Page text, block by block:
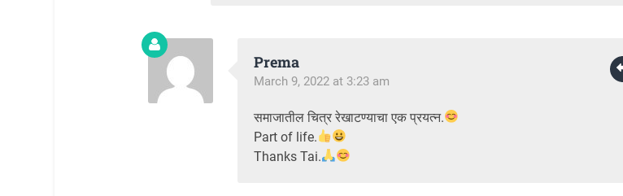
Prema
March 9, 2022 at 3:23 am
समाजातील चित्र रेखाटण्याचा एक प्रयत्न.
Part of life.
Thanks Tai.